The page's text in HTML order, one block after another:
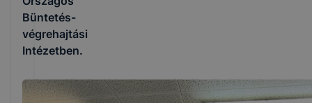
Büntetés-
végrehajtási
Intézetben.